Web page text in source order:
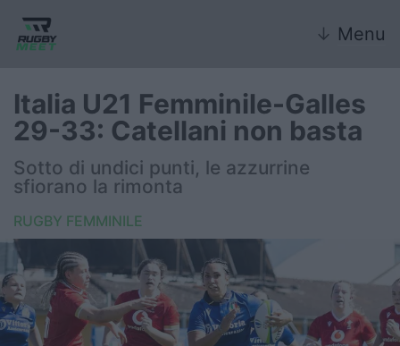
↓ Menu
Nazionali giovanili
Rugby Sevens
FIR
Internazionale
Italia U21 Femminile-Galles
29-33: Catellani non basta
Sotto di undici punti, le azzurrine
sfiorano la rimonta
RUGBY FEMMINILE